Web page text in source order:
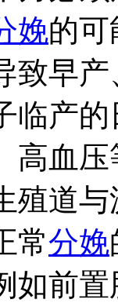
娩的
致早
临产
高血
殖道
常分娩
如前